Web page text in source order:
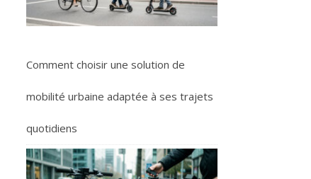
Comment choisir une solution de
mobilité urbaine adaptée à ses trajets
quotidiens